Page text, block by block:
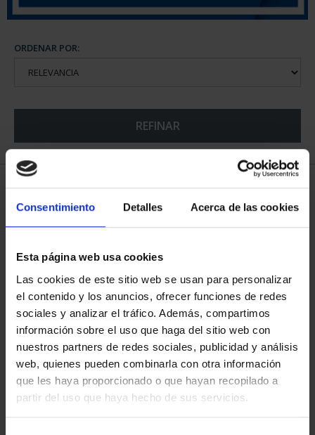
Consentimiento Detalles Acerca de las cookies
Esta página web usa cookies
Las cookies de este sitio web se usan para personalizar
el contenido y los anuncios, ofrecer funciones de redes
sociales y analizar el tráfico. Además, compartimos
información sobre el uso que haga del sitio web con
nuestros partners de redes sociales, publicidad y análisis
web, quienes pueden combinarla con otra información
que les haya proporcionado o que hayan recopilado a
partir del uso que haya hecho de sus servicios.
ORDENAR POR:
REFINAR
5 Productos encontrados
SUSCRIPCIÓN
CAPITALES DE
PROVINCIA 1
949,00 €
SUSCRIPCIÓN
CAPITALES DE
PROVINCIA 2
949,00 €